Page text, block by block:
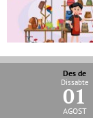
Des de
Dissabte
01
agost